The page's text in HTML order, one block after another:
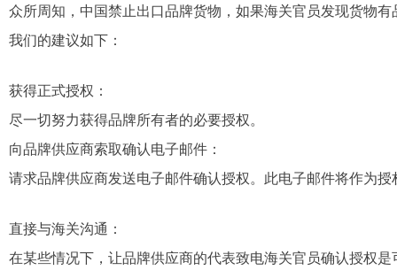
众所周知，中国禁止出口品牌货物，如果海关官员发现货物
我们的建议如下：
获得正式授权：
尽一切努力获得品牌所有者的必要授权。
向品牌供应商索取确认电子邮件：
请求品牌供应商发送电子邮件确认授权。此电子邮件将作为
直接与海关沟通：
在某些情况下，让品牌供应商的代表致电海关官员确认授权